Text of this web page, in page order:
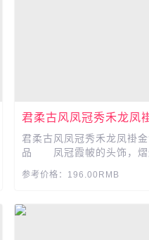
君柔古风凤冠秀禾龙凤
饰品
君柔古风凤冠秀禾龙凤褂
品 凤冠霞帔的头饰，熠
参考价格：196.00RMB